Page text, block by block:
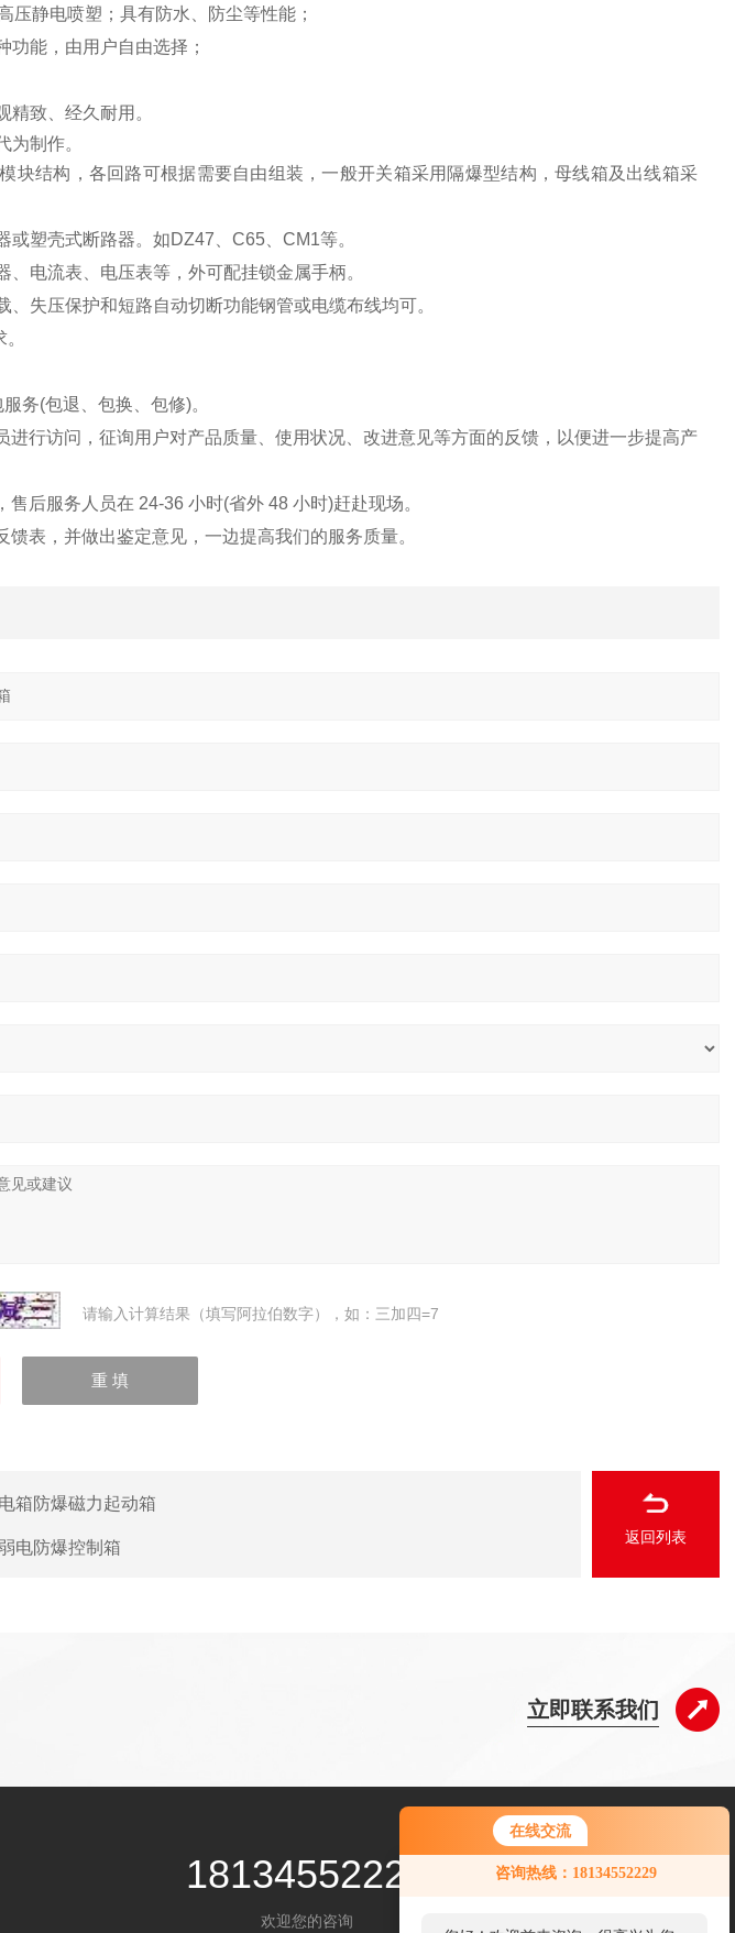
在线交流
咨询热线：18134552229
压静电喷塑；具有防水、防尘等性能；
功能，由用户自由选择；
致、经久耐用。
代为制作。
块结构，各回路可根据需要自由组装，一般开关箱采用隔爆型结构，母线箱及出线箱采
或塑壳式断路器。如DZ47、C65、CM1等。
、电流表、电压表等，外可配挂锁金属手柄。
、失压保护和短路自动切断功能钢管或电缆布线均可。
务(包退、包换、包修)。
进行访问，征询用户对产品质量、使用状况、改进意见等方面的反馈，以便进一步提高产
后服务人员在 24-36 小时(省外 48 小时)赶赴现场。
表，并做出鉴定意见，一边提高我们的服务质量。
请输入计算结果（填写阿拉伯数字），如：三加四=7
箱防爆磁力起动箱
电防爆控制箱
返回列表
立即联系我们
18134552229
欢迎您的咨询